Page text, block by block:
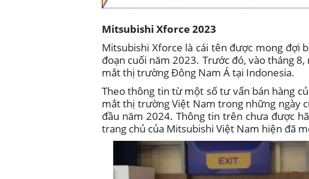
Mitsubishi Xforce 2023
Mitsubishi Xforce là cái tên được mong đợi
đoạn cuối năm 2023. Trước đó, vào tháng
mắt thị trường Đông Nam Á tại Indonesia.
Theo thông tin từ một số tư vấn bán hàng
mắt thị trường Việt Nam trong những ngày
đầu năm 2024. Thông tin trên chưa được
trang chủ của Mitsubishi Việt Nam hiện đã